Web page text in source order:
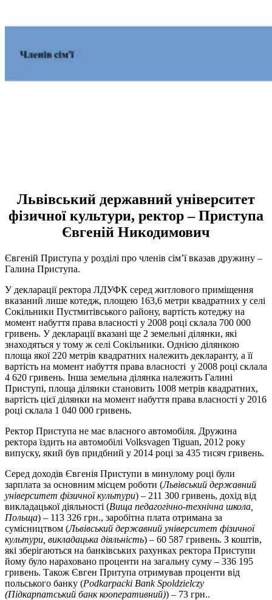
Львівський державний університет
фізичної культури, ректор – Приступа
Євгеній Никодимович
Євгеній Приступа у розділі про членів сім’ї вказав дружину –
Галина Приступа.
У декларації ректора ЛДУФК серед житлового приміщення
вказаний лише котедж, площею 163,6 метри квадратних у селі
Сокільники Пустмитівського району, вартість котеджу на
момент набуття права власності у 2008 році склала 700 000
гривень. У декларації вказані ще 2 земельні ділянки, які
знаходяться у тому ж селі Сокільники. Однією ділянкою
площа якої 220 метрів квадратних належить декларанту, а її
вартість на момент набуття права власності у 2008 році склала
4 620 гривень. Інша земельна ділянка належить Галині
Приступі, площа ділянки становить 1008 метрів квадратних,
вартість цієї ділянки на момент набуття права власності у 2016
році склала 1 040 000 гривень.
Ректор Приступа не має власного автомобіля. Дружина
ректора їздить на автомобілі Volksvagen Tiguan, 2012 року
випуску, який був придбний у 2014 році за 435 тисяч гривень.
Серед доходів Євгенія Приступи в минулому році були
зарплата за основним місцем роботи (Львівський державний
університет фізичної культури) – 211 300 гривень, дохід від
викладацької діяльності (Вища педагогічно-технічна школа,
Польща) – 113 326 грн., заробітна плата отримана за
сумісництвом (Львівський державний університет фізичної
культури, викладацька діяльність) – 60 587 гривень. З коштів,
які зберігаються на банківських рахунках ректора Приступи
йому було нараховано проценти на загальну суму – 336 195
гривень. Також Євген Притупа отримував проценти від
польського банку (Podkarpacki Bank Spoldzielczy
(Підкарпатський банк кооперативний)) – 73 грн..